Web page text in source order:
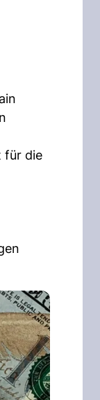
für die